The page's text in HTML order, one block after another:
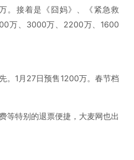
。接着是《囧妈》、《紧急救
万、3000万、2200万、1600
。1月27日预售1200万。春节档
等特别的退票便捷，大麦网也出